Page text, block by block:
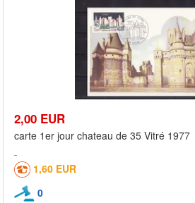
2,00 EUR
carte 1er jour chateau de 35 Vitré 1977
1,60 EUR
0